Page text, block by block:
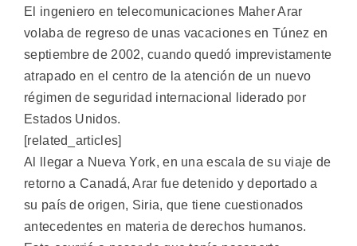
El ingeniero en telecomunicaciones Maher Arar
volaba de regreso de unas vacaciones en Túnez en
septiembre de 2002, cuando quedó imprevistamente
atrapado en el centro de la atención de un nuevo
régimen de seguridad internacional liderado por
Estados Unidos.
[related_articles]
Al llegar a Nueva York, en una escala de su viaje de
retorno a Canadá, Arar fue detenido y deportado a
su país de origen, Siria, que tiene cuestionados
antecedentes en materia de derechos humanos.